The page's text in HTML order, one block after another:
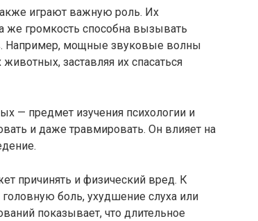
играют важную роль. Их
же громкость способна вызывать
Например, мощные звуковые волны
заставляя их спасаться
— предмет изучения психологии и
и даже травмировать. Он влияет на
причинять и физический вред. К
боль, ухудшение слуха или
показывает, что длительное